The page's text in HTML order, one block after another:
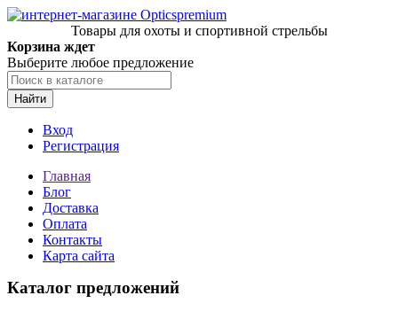
Товары для охоты и спортивной стрельбы
Корзина ждет
Выберите любое предложение
Найти
Вход
Регистрация
Главная
Блог
Доставка
Оплата
Контакты
Карта сайта
Каталог предложений